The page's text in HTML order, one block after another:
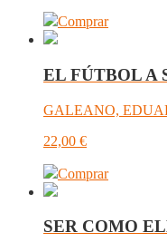
Comprar
EL FÚTBOL A
GALEANO,
22,00 €
Comprar
SER COMO